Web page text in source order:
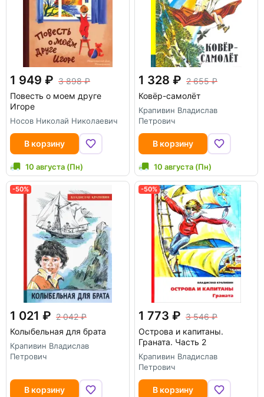
1 949
3 898
Повесть о моем друге
Игоре
Носов Николай Николаевич
В корзину
10 августа (Пн)
1 328
2 655
Ковёр-самолёт
Крапивин Владислав
Петрович
В корзину
10 августа (Пн)
-50%
1 021
2 042
Колыбельная для брата
Крапивин Владислав
Петрович
В корзину
-50%
1 773
3 546
Острова и капитаны.
Граната. Часть 2
Крапивин Владислав
Петрович
В корзину